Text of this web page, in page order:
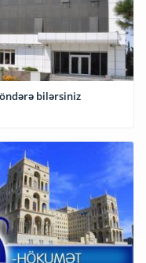
bilərsiniz